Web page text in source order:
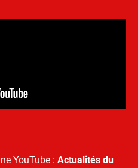
YouTube : Actualités du